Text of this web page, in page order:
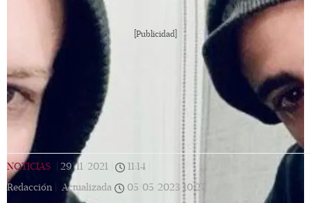
[Publicidad]
NOTICIAS 29/11/2021 11:14
Redacción |
Actualizada 05/05/2023 10:27